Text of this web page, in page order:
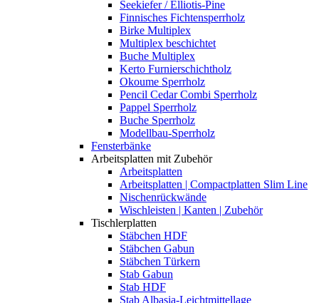
Seekiefer / Elliotis-Pine
Finnisches Fichtensperrholz
Birke Multiplex
Multiplex beschichtet
Buche Multiplex
Kerto Furnierschichtholz
Okoume Sperrholz
Pencil Cedar Combi Sperrholz
Pappel Sperrholz
Buche Sperrholz
Modellbau-Sperrholz
Fensterbänke
Arbeitsplatten mit Zubehör
Arbeitsplatten
Arbeitsplatten | Compactplatten Slim Line
Nischenrückwände
Wischleisten | Kanten | Zubehör
Tischlerplatten
Stäbchen HDF
Stäbchen Gabun
Stäbchen Türkern
Stab Gabun
Stab HDF
Stab Albasia-Leichtmittellage